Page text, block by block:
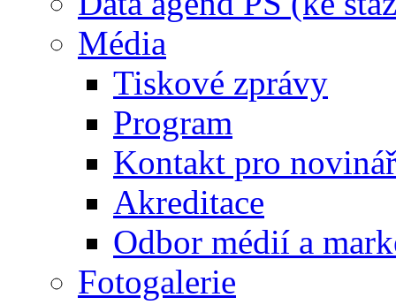
Média
Tiskové zprávy
Program
Kontakt pro
Akreditace
Odbor médií a
Fotogalerie